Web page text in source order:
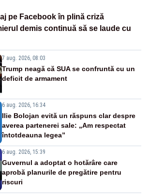
pe Facebook în plină criză
demis continuă să se laude cu
7 aug. 2026, 08:03
Trump neagă că SUA se confruntă cu un
deficit de armament
6 aug. 2026, 16:34
Ilie Bolojan evită un răspuns clar despre
averea partenerei sale: „Am respectat
întotdeauna legea”
6 aug. 2026, 15:39
Guvernul a adoptat o hotărâre care
aprobă planurile de pregătire pentru
riscuri